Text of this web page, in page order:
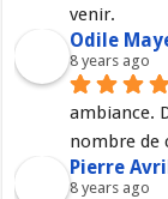
venir.
Odile
8 years ago
ambiance.
nombre de
Pierre Avril
8 years ago